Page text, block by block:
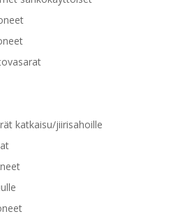
katkaisu/jiirisahoille